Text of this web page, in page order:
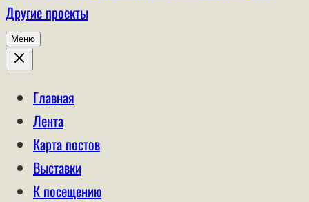
Другие проекты
Меню
Главная
Лента
Карта постов
Выставки
К посещению